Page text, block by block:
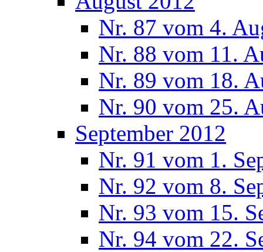
Nr. 87 vom 4.
Nr. 88 vom 11.
Nr. 89 vom 18.
Nr. 90 vom 25.
September 2012
Nr. 91 vom 1.
Nr. 92 vom 8.
Nr. 93 vom 15.
Nr. 94 vom 22.